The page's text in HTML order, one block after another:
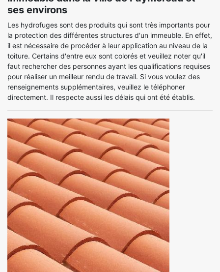
ses environs
Les hydrofuges sont des produits qui sont très importants pour
la protection des différentes structures d'un immeuble. En effet,
il est nécessaire de procéder à leur application au niveau de la
toiture. Certains d'entre eux sont colorés et veuillez noter qu'il
faut rechercher des personnes ayant les qualifications requises
pour réaliser un meilleur rendu de travail. Si vous voulez des
renseignements supplémentaires, veuillez le téléphoner
directement. Il respecte aussi les délais qui ont été établis.